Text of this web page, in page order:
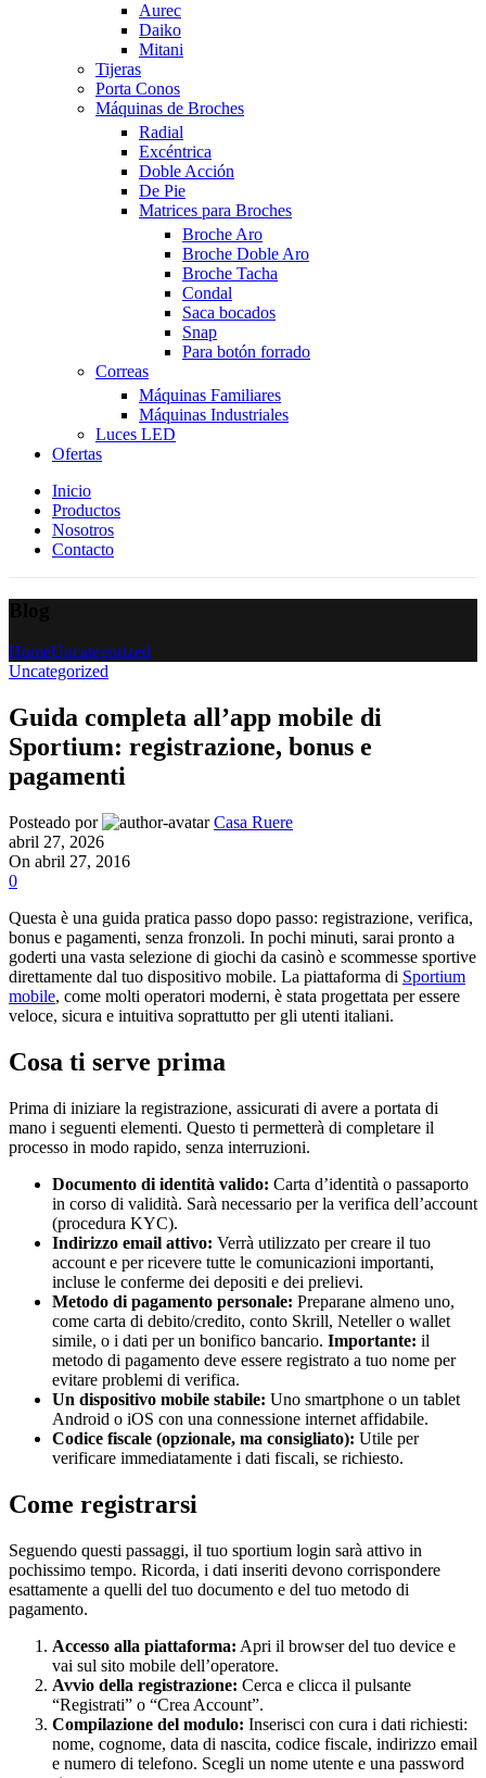
Aurec
Daiko
Mitani
Tijeras
Porta Conos
Máquinas de Broches
Radial
Excéntrica
Doble Acción
De Pie
Matrices para Broches
Broche Aro
Broche Doble Aro
Broche Tacha
Condal
Saca bocados
Snap
Para botón forrado
Correas
Máquinas Familiares
Máquinas Industriales
Luces LED
Ofertas
Inicio
Productos
Nosotros
Contacto
HomeUncategorized
Uncategorized
Guida completa all’app mobile di
Sportium: registrazione, bonus e
pagamenti
Posteado por
Casa Ruere
abril 27, 2026
On abril 27, 2016
0
Questa è una guida pratica passo dopo passo: registrazione, verifica,
bonus e pagamenti, senza fronzoli. In pochi minuti, sarai pronto a
goderti una vasta selezione di giochi da casinò e scommesse sportive
direttamente dal tuo dispositivo mobile. La piattaforma di Sportium
mobile, come molti operatori moderni, è stata progettata per essere
veloce, sicura e intuitiva soprattutto per gli utenti italiani.
Cosa ti serve prima
Prima di iniziare la registrazione, assicurati di avere a portata di
mano i seguenti elementi. Questo ti permetterà di completare il
processo in modo rapido, senza interruzioni.
Documento di identità valido: Carta d’identità o passaporto
in corso di validità. Sarà necessario per la verifica dell’account
(procedura KYC).
Indirizzo email attivo: Verrà utilizzato per creare il tuo
account e per ricevere tutte le comunicazioni importanti,
incluse le conferme dei depositi e dei prelievi.
Metodo di pagamento personale: Preparane almeno uno,
come carta di debito/credito, conto Skrill, Neteller o wallet
simile, o i dati per un bonifico bancario. Importante: il
metodo di pagamento deve essere registrato a tuo nome per
evitare problemi di verifica.
Un dispositivo mobile stabile: Uno smartphone o un tablet
Android o iOS con una connessione internet affidabile.
Codice fiscale (opzionale, ma consigliato): Utile per
verificare immediatamente i dati fiscali, se richiesto.
Come registrarsi
Seguendo questi passaggi, il tuo sportium login sarà attivo in
pochissimo tempo. Ricorda, i dati inseriti devono corrispondere
esattamente a quelli del tuo documento e del tuo metodo di
pagamento.
Accesso alla piattaforma: Apri il browser del tuo device e
vai sul sito mobile dell’operatore.
Avvio della registrazione: Cerca e clicca il pulsante
“Registrati” o “Crea Account”.
Compilazione del modulo: Inserisci con cura i dati richiesti:
nome, cognome, data di nascita, codice fiscale, indirizzo email
e numero di telefono. Scegli un nome utente e una password